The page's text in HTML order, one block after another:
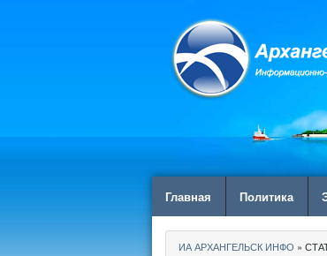
Главная Политика
ИА АРХАНГЕЛЬСК ИНФО »